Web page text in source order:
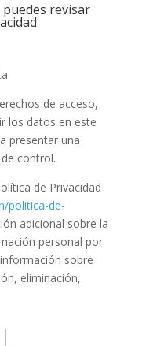
revisar
de acceso,
los datos en este
presentar una
control.
de Privacidad
politica-de-
adicional sobre la
personal por
sobre
eliminación,